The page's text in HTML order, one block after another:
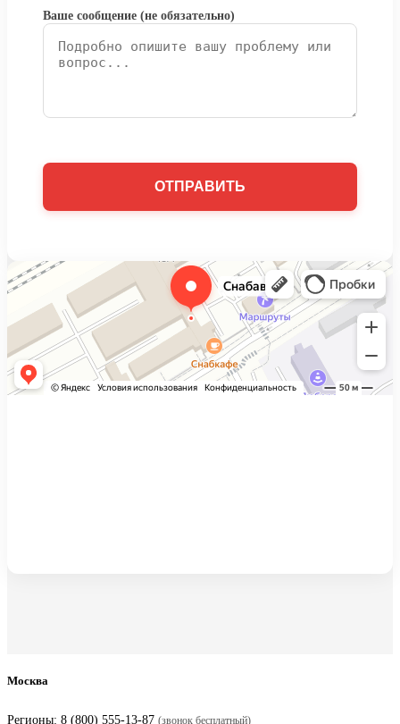
Ваше сообщение (не обязательно)
Москва
Регионы: 8 (800) 555-13-87 (звонок бесплатный)